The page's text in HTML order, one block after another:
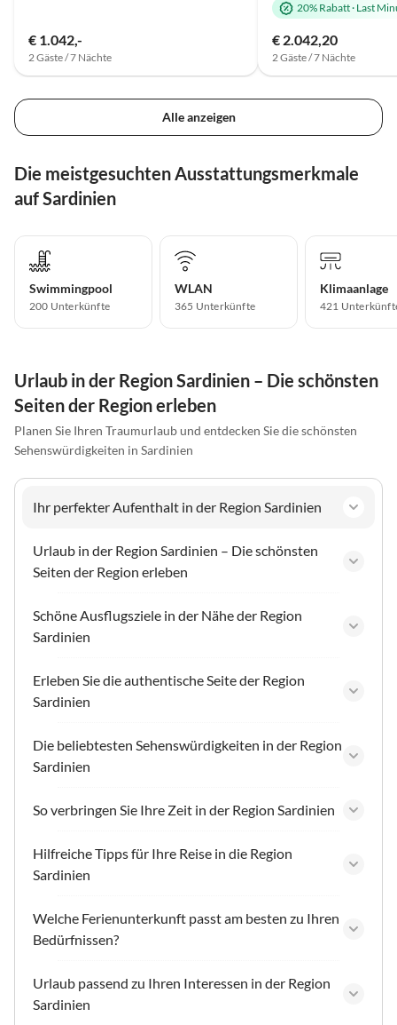
€ 1.042,-
2 Gäste / 7 Nächte
20% Rabatt· Last
€ 2.042,20
2 Gäste / 7 Nächte
Alle anzeigen
Die meistgesuchten Ausstattungsmerkmale
auf Sardinien
Swimmingpool
200 Unterkünfte
WLAN
365 Unterkünfte
Klimaanlage
421
Urlaub in der Region Sardinien – Die schönsten
Seiten der Region erleben
Planen Sie Ihren Traumurlaub und entdecken Sie die schönsten
Sehenswürdigkeiten in Sardinien
Ihr perfekter Aufenthalt in der Region Sardinien
Urlaub in der Region Sardinien – Die schönsten
Seiten der Region erleben
Schöne Ausflugsziele in der Nähe der Region
Sardinien
Erleben Sie die authentische Seite der Region
Sardinien
Die beliebtesten Sehenswürdigkeiten in der Region
Sardinien
So verbringen Sie Ihre Zeit in der Region Sardinien
Hilfreiche Tipps für Ihre Reise in die Region
Sardinien
Welche Ferienunterkunft passt am besten zu Ihren
Bedürfnissen?
Urlaub passend zu Ihren Interessen in der Region
Sardinien